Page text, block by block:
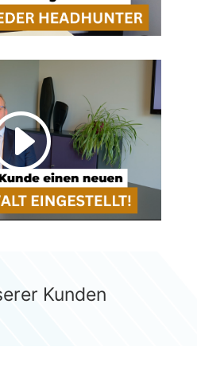
Kunden